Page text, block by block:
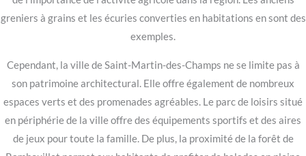
greniers à grains et les écuries converties en habitations en sont des
exemples.
Cependant, la ville de Saint-Martin-des-Champs ne se limite pas à
son patrimoine architectural. Elle offre également de nombreux
espaces verts et des promenades agréables. Le parc de loisirs situé
en périphérie de la ville offre des équipements sportifs et des aires
de jeux pour toute la famille. De plus, la proximité de la forêt de